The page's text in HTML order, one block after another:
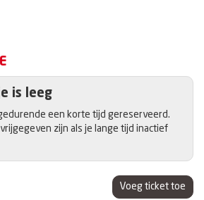
is leeg
een korte tijd gereserveerd.
zijn als je lange tijd inactief
Voeg ticket toe